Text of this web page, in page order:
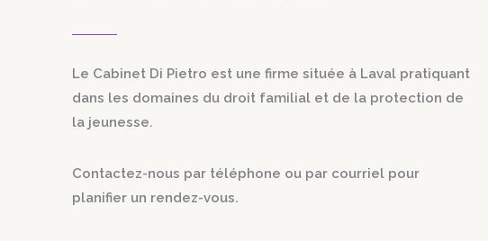
Le Cabinet Di Pietro est une firme située à Laval pratiquant
dans les domaines du droit familial et de la protection de
la jeunesse.
Contactez-nous par téléphone ou par courriel pour
planifier un rendez-vous.